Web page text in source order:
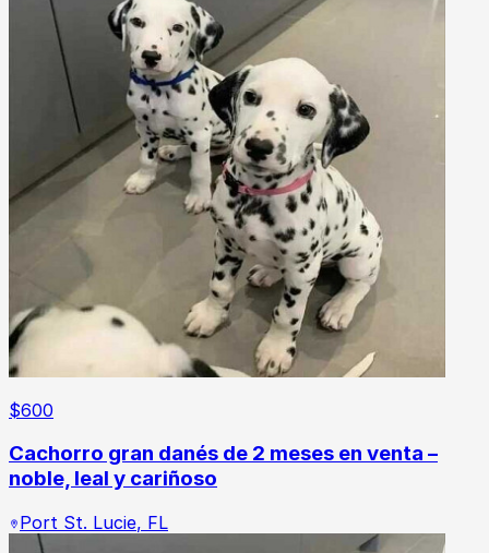
$600
Cachorro gran danés de 2 meses en venta –
noble, leal y cariñoso
Port St. Lucie, FL